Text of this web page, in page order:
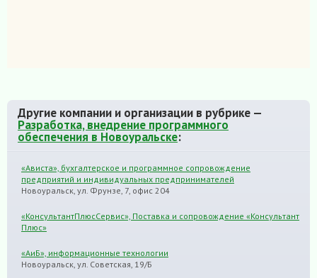
Другие компании и организации в рубрике —
Разработка, внедрение программного
обеспечения в Новоуральске:
«Ависта», бухгалтерское и программное сопровождение
предприятий и индивидуальных предпринимателей
Новоуральск, ул. Фрунзе, 7, офис 204
«КонсультантПлюсСервис», Поставка и сопровождение «Консультант
Плюс»
«АиБ», информационные технологии
Новоуральск, ул. Советская, 19/Б